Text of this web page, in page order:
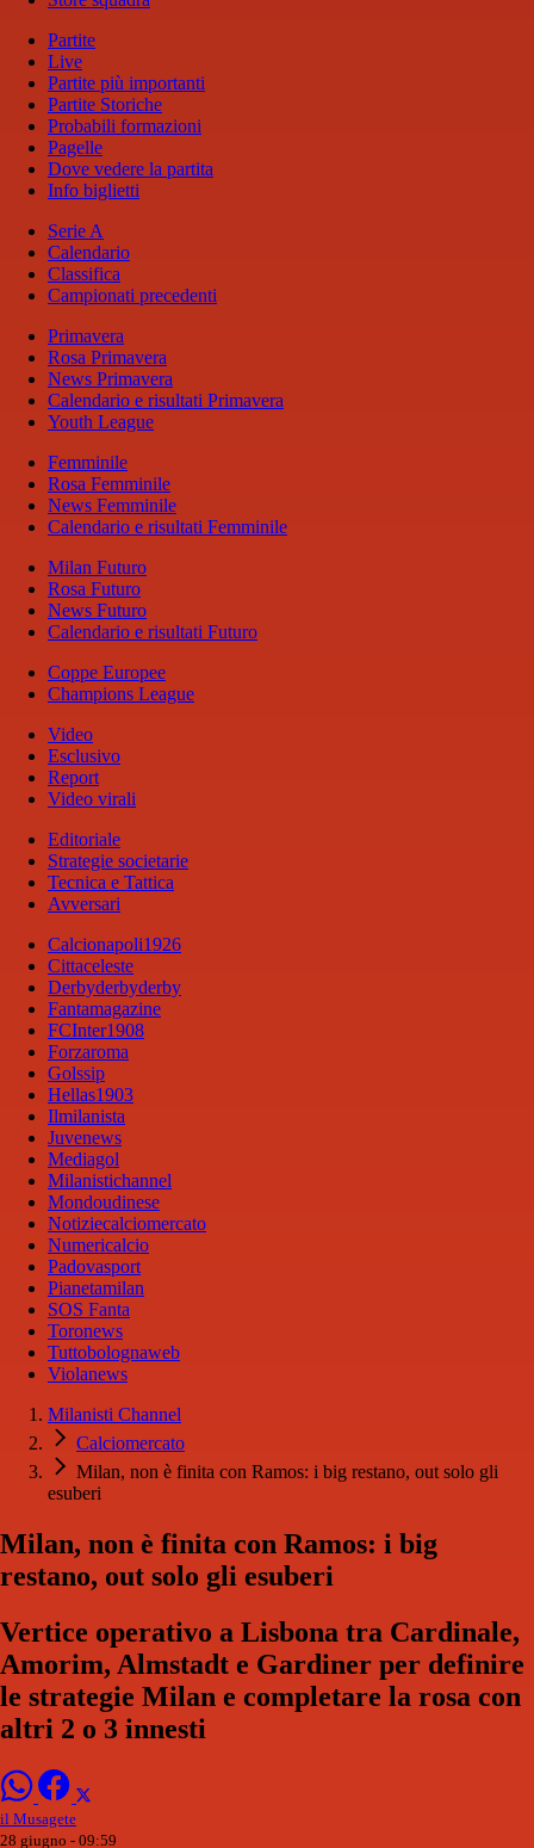
Partite
Live
Partite più importanti
Partite Storiche
Probabili formazioni
Pagelle
Dove vedere la partita
Info biglietti
Serie A
Calendario
Classifica
Campionati precedenti
Primavera
Rosa Primavera
News Primavera
Calendario e risultati Primavera
Youth League
Femminile
Rosa Femminile
News Femminile
Calendario e risultati Femminile
Milan Futuro
Rosa Futuro
News Futuro
Calendario e risultati Futuro
Coppe Europee
Champions League
Video
Esclusivo
Report
Video virali
Editoriale
Strategie societarie
Tecnica e Tattica
Avversari
Calcionapoli1926
Cittaceleste
Derbyderbyderby
Fantamagazine
FCInter1908
Forzaroma
Golssip
Hellas1903
Ilmilanista
Juvenews
Mediagol
Milanistichannel
Mondoudinese
Notiziecalciomercato
Numericalcio
Padovasport
Pianetamilan
SOS Fanta
Toronews
Tuttobolognaweb
Violanews
Milanisti Channel
Calciomercato
Milan, non è finita con Ramos: i big restano, out solo gli
esuberi
Milan, non è finita con Ramos: i big
restano, out solo gli esuberi
Vertice operativo a Lisbona tra Cardinale,
Amorim, Almstadt e Gardiner per definire
le strategie Milan e completare la rosa con
altri 2 o 3 innesti
il Musagete
28 giugno - 09:59